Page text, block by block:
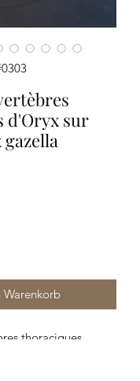
d'Oryx sur
gazella
Warenkorb
thoraciques